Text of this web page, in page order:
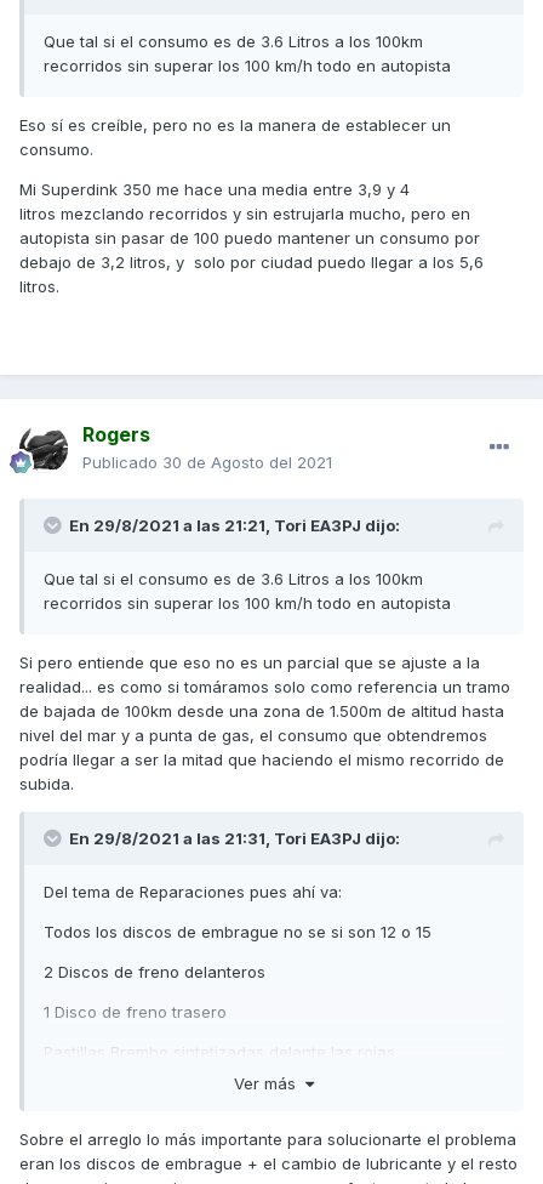
Que tal si el consumo es de 3.6 Litros a los 100km
recorridos sin superar los 100 km/h todo en autopista
Eso sí es creíble, pero no es la manera de establecer un
consumo.
Mi Superdink 350 me hace una media entre 3,9 y 4
litros mezclando recorridos y sin estrujarla mucho, pero en
autopista sin pasar de 100 puedo mantener un consumo por
debajo de 3,2 litros, y solo por ciudad puedo llegar a los 5,6
litros.
Rogers
Publicado 30 de Agosto del 2021
En 29/8/2021 a las 21:21, Tori EA3PJ dijo:
Que tal si el consumo es de 3.6 Litros a los 100km
recorridos sin superar los 100 km/h todo en autopista
Si pero entiende que eso no es un parcial que se ajuste a la
realidad... es como si tomáramos solo como referencia un tramo
de bajada de 100km desde una zona de 1.500m de altitud hasta
nivel del mar y a punta de gas, el consumo que obtendremos
podría llegar a ser la mitad que haciendo el mismo recorrido de
subida.
En 29/8/2021 a las 21:31, Tori EA3PJ dijo:
Del tema de Reparaciones pues ahí va:
Todos los discos de embrague no se si son 12 o 15
2 Discos de freno delanteros
1 Disco de freno trasero
Pastillas Brembo sintetizadas delante las rojas
Pastillas de Freno Traseras unas doradas no recuerdo la
Puños calefactables nuevos cambiados por desgaste
Ver más
Sobre el arreglo lo más importante para solucionarte el problema
eran los discos de embrague + el cambio de lubricante y el resto